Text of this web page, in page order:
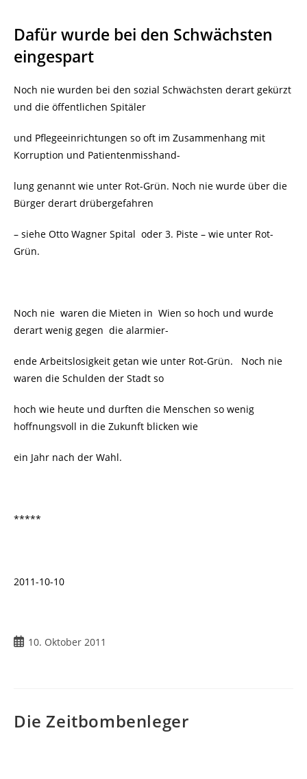
Dafür wurde bei den Schwächsten
eingespart
Noch nie wurden bei den sozial Schwächsten derart gekürzt
und die öffentlichen Spitäler
und Pflegeeinrichtungen so oft im Zusammenhang mit
Korruption und Patientenmisshand-
lung genannt wie unter Rot-Grün. Noch nie wurde über die
Bürger derart drübergefahren
– siehe Otto Wagner Spital oder 3. Piste – wie unter Rot-
Grün.
Noch nie waren die Mieten in Wien so hoch und wurde
derart wenig gegen die alarmier-
ende Arbeitslosigkeit getan wie unter Rot-Grün. Noch nie
waren die Schulden der Stadt so
hoch wie heute und durften die Menschen so wenig
hoffnungsvoll in die Zukunft blicken wie
ein Jahr nach der Wahl.
*****
2011-10-10
Beitrag10. Oktober 2011
Die Zeitbombenleger